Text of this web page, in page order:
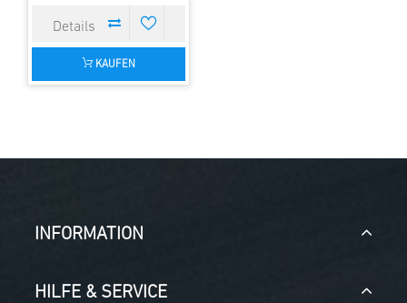
KAUFEN
INFORMATION
HILFE & SERVICE